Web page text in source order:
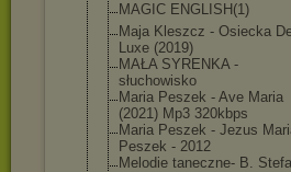
MAGIC ENGLISH(1)
Maja Kleszcz - Osiecka
Luxe (2019)
MAŁA SYRENKA -
słuchowisko
Maria Peszek - Ave Maria
(2021) Mp3 320kbps
Maria Peszek - Jezus
Peszek - 2012
Melodie taneczne- B. Stefan